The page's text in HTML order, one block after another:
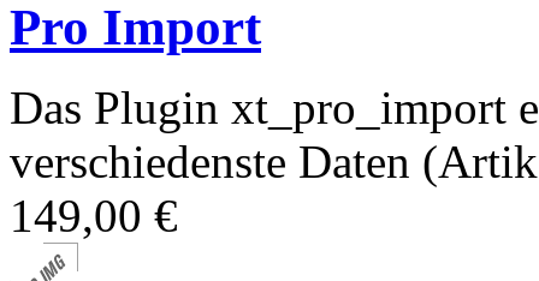
Pro Import
Das Plugin xt_pro_import
verschiedenste Daten
149,00 €